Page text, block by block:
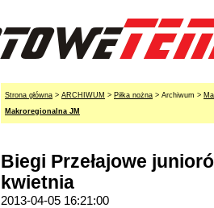
Strona główna > ARCHIWUM > Piłka nożna > Archiwum >
Makroregionalna JM
Biegi Przełajowe
kwietnia
2013-04-05 16:21:00